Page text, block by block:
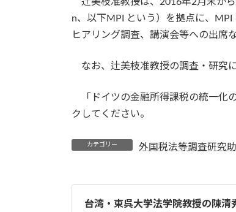
n、以下MPI という）を拠点に、
ヒアリング調査、講演会等への出席
なお、辻美枝准教授の調査・研究
「ドイツの金融所得課税の統一化
クしてください。
カテゴリー 外国税法等調査研究
台湾・東呉大学法学院教授の陳清